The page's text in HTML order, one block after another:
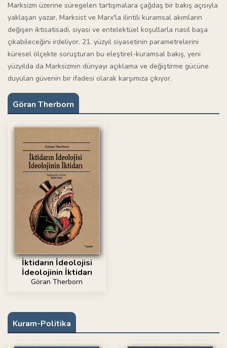
Marksizm üzerine süregelen tartışmalara çağdaş bir bakış açısıyla
yaklaşan yazar, Marksist ve Marx'la ilintili kuramsal akımların
değişen iktisatisadi, siyasi ve entelektüel koşullarla nasıl başa
çıkabileceğini irdeliyor. 21. yüzyıl siyasetinin parametrelerini
küresel ölçekte soruşturan bu eleştirel-kuramsal bakış, yeni
yüzyılda da Marksizmin dünyayı açıklama ve değiştirme gücüne
duyulan güvenin bir ifadesi olarak karşımıza çıkıyor.
Göran Therborn
İktidarın İdeolojisi
İdeolojinin İktidarı
Göran Therborn
Kuram-Politika